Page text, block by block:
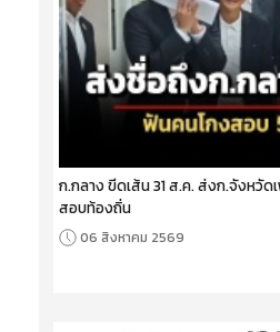
ก.กลาง ขีดเส้น 31 ส.ค. ส่งก.จังหวัด
สอบท้องถิ่น
06 สิงหาคม 2569